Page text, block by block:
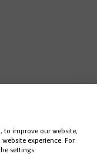
to improve our website,
experience. For
settings.